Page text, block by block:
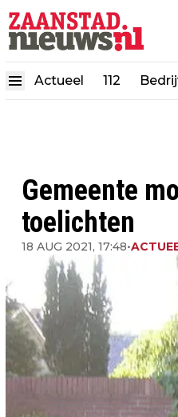
Actueel 112
Gemeente
toelichten
18 AUG 2021, 17:48•